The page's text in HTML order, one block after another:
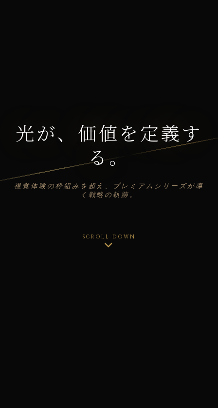
光が、価値を定義す
る。
視覚体験の枠組みを超え、プレミアムシリーズが導
く戦略の軌跡。
SCROLL DOWN